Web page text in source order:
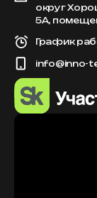
округ
5А,
График
info@inno-